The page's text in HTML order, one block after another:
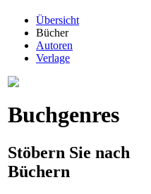
Übersicht
Bücher
Autoren
Verlage
Buchgenres
Stöbern Sie nach
Büchern